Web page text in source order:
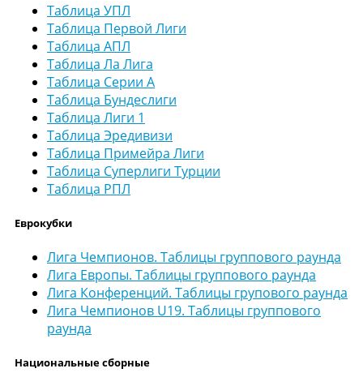
Таблица УПЛ
Таблица Первой Лиги
Таблица АПЛ
Таблица Ла Лига
Таблица Серии А
Таблица Бундеслиги
Таблица Лиги 1
Таблица Эредивизи
Таблица Примейра Лиги
Таблица Суперлиги Турции
Таблица РПЛ
Еврокубки
Лига Чемпионов. Таблицы группового раунда
Лига Европы. Таблицы группового раунда
Лига Конференций. Таблицы групового раунда
Лига Чемпионов U19. Таблицы группового
раунда
Национальные сборные